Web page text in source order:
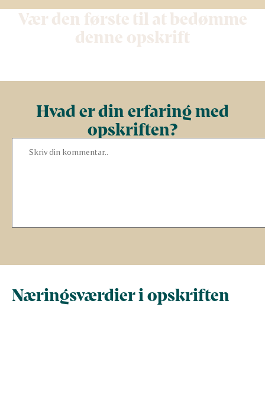
Vær den første til at bedømme
denne opskrift
Hvad er din erfaring med
opskriften?
Næringsværdier i opskriften